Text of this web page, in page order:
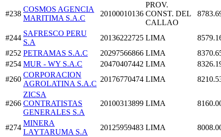
#238
COSMOS AGENCIA
MARITIMA S.A.C
20100010136
PROV.
CONST. DEL
CALLAO
#244
SAFRESCO PERU
S.A
20136222725 LIMA
#252 PETRAMAS S.A.C 20297566866 LIMA
#254 MUR - WY S.A.C 20470407442 LIMA
#260
CORPORACION
AGROLATINA S.A.C
20176770474 LIMA
#266
ZICSA
CONTRATISTAS
GENERALES S.A
20100313899 LIMA
#274
MINERA
LAYTARUMA S.A
20125959483 LIMA